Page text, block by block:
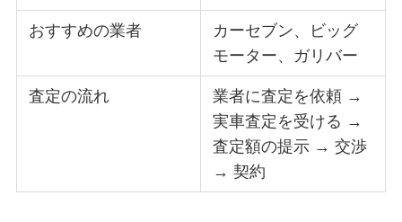
おすすめの業者
カーセブン、ビッグ
モーター、ガリバー
査定の流れ
業者に査定を依頼 →
実車査定を受ける →
査定額の提示 → 交渉
→ 契約